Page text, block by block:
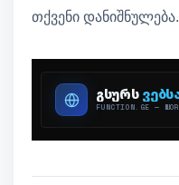
თქვენი დანიშნულება.